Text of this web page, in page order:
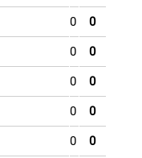
0 0
0 0
0 0
0 0
0 0